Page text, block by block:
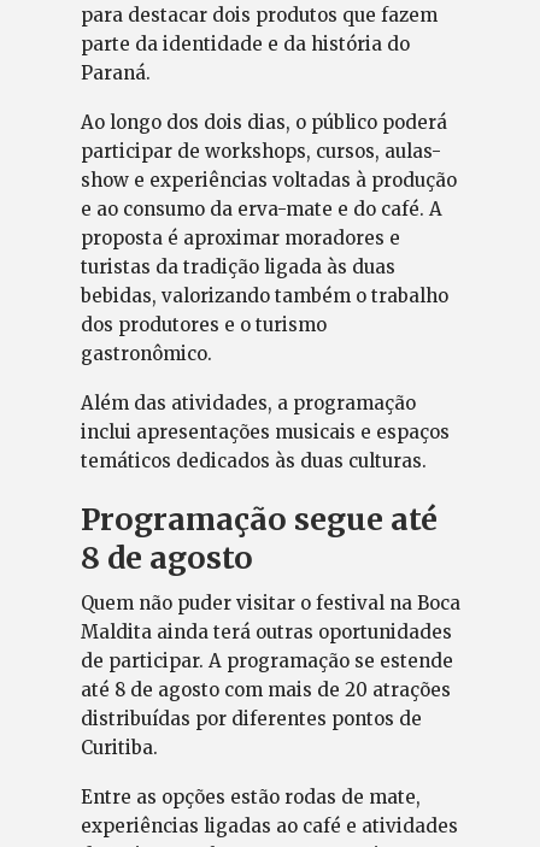
para destacar dois produtos que fazem
parte da identidade e da história do
Paraná.
Ao longo dos dois dias, o público poderá
participar de workshops, cursos, aulas-
show e experiências voltadas à produção
e ao consumo da erva-mate e do café. A
proposta é aproximar moradores e
turistas da tradição ligada às duas
bebidas, valorizando também o trabalho
dos produtores e o turismo
gastronômico.
Além das atividades, a programação
inclui apresentações musicais e espaços
temáticos dedicados às duas culturas.
Programação segue até
8 de agosto
Quem não puder visitar o festival na Boca
Maldita ainda terá outras oportunidades
de participar. A programação se estende
até 8 de agosto com mais de 20 atrações
distribuídas por diferentes pontos de
Curitiba.
Entre as opções estão rodas de mate,
experiências ligadas ao café e atividades